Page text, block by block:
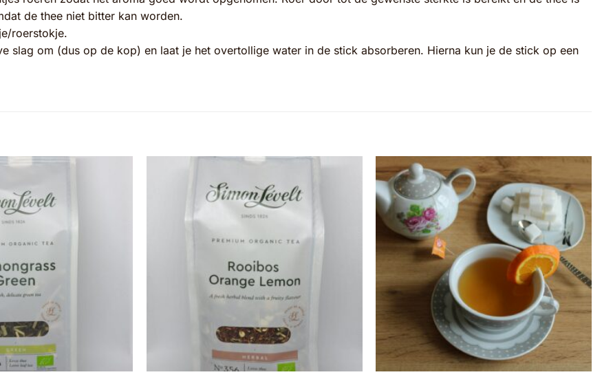
de thee niet bitter kan worden.
roerstokje.
slag om (dus op de kop) en laat je het overtollige water in de stick absorberen. Hierna kun je de stick op een